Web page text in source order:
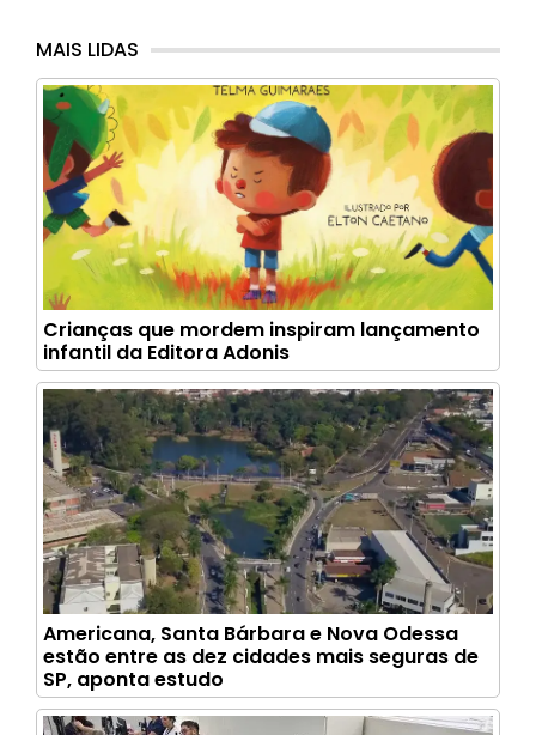
MAIS LIDAS
Crianças que mordem inspiram lançamento
infantil da Editora Adonis
Americana, Santa Bárbara e Nova Odessa
estão entre as dez cidades mais seguras de
SP, aponta estudo